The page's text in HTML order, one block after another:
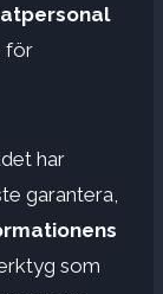
för
har
garantera,
som